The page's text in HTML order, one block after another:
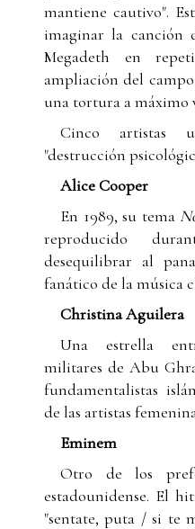
mantiene cautivo".
imaginar la canción
Megadeth en
ampliación del
una tortura a máximo
Cinco artistas
"destrucción
Alice Cooper
En 1989, su tema
reproducido
desequilibrar al
fanático de la música
Christina Aguilera
Una estrella
militares de Abu
fundamentalistas
de las artistas
Eminem
Otro de los
estadounidense. El
"sentate, puta / si te